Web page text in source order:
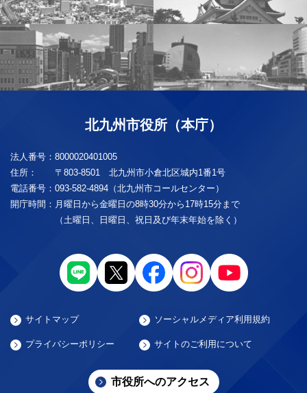
北九州市役所（本庁）
法人番号： 8000020401005
住所：
〒803-8501 北九州市小倉北区城内1番1号
電話番号： 093-582-4894（北九州市コールセンター）
開庁時間： 月曜日から金曜日の8時30分から17時15分まで
（土曜日、日曜日、祝日及び年末年始を除く）
サイトマップ ソーシャルメディア利用規約
プライバシーポリシー サイトのご利用について
市役所へのアクセス